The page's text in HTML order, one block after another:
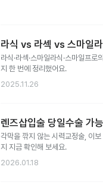
라식 vs 라섹 vs 스마일
라식·라섹·스마일라식·스마일프
지 한 번에 정리했어요.
2025.11.26
렌즈삽입술 당일수술 가
각막을 깎지 않는 시력교정술, 이
지 지금 확인해 보세요.
2026.01.18